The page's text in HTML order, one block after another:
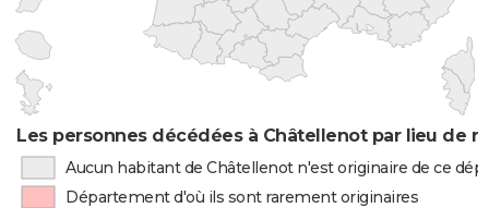
Les personnes décédées à Châtellenot par lieu de
Aucun habitant de Châtellenot n'est originaire de ce
Département d'où ils sont rarement originaires